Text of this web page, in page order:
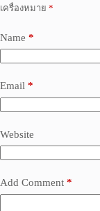
เครื่องหมาย *
Name *
Email *
Website
Add Comment *